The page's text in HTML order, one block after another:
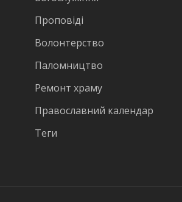
Проповіді
Волонтерство
Паломництво
Ремонт храму
Православний календар
Теги